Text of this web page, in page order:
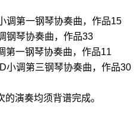
调第一钢琴协奏曲，作品15
钢琴协奏曲，作品33
第一钢琴协奏曲，作品11
小调第三钢琴协奏曲，作品30
演奏均须背谱完成。